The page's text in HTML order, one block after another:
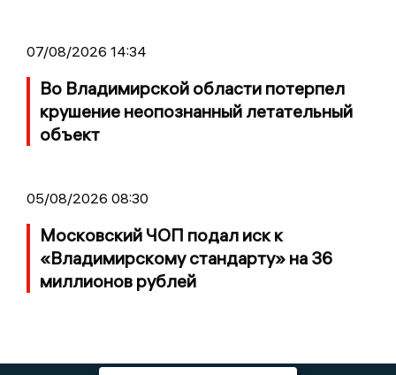
07/08/2026 14:34
Во Владимирской области потерпел
крушение неопознанный летательный
объект
05/08/2026 08:30
Московский ЧОП подал иск к
«Владимирскому стандарту» на 36
миллионов рублей